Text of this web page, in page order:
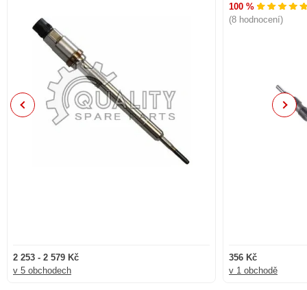
2 253 - 2 579 Kč
v 5 obchodech
100 %
(8 hodnocení)
356 Kč
v 1 obchodě
Previous Next